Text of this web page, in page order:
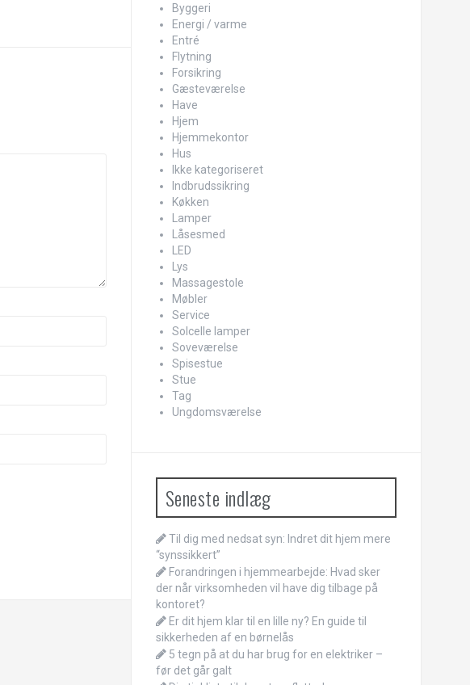
Byggeri
Energi / varme
Entré
Flytning
Forsikring
Gæsteværelse
Have
Hjem
Hjemmekontor
Hus
Ikke kategoriseret
Indbrudssikring
Køkken
Lamper
Låsesmed
LED
Lys
Massagestole
Møbler
Service
Solcelle lamper
Soveværelse
Spisestue
Stue
Tag
Ungdomsværelse
Seneste indlæg
Til dig med nedsat syn: Indret dit hjem mere
“synssikkert”
Forandringen i hjemmearbejde: Hvad sker
der når virksomheden vil have dig tilbage på
kontoret?
Er dit hjem klar til en lille ny? En guide til
sikkerheden af en børnelås
5 tegn på at du har brug for en elektriker –
før det går galt